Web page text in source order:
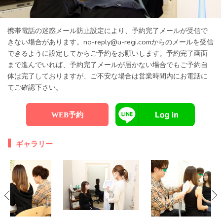
携帯電話の迷惑メール防止設定により、予約完了メールが受信で
きない場合があります。no-reply@u-regi.comからのメールを受信
できるように設定してからご予約をお願いします。予約完了画面
まで進んでいれば、予約完了メールが届かない場合でもご予約自
体は完了しておりますが、ご不安な場合は営業時間内にお電話に
てご確認下さい。
WEB予約
ギャラリー